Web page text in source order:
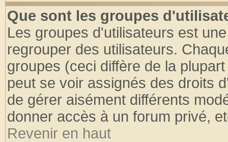
Que sont les groupes
Les groupes d'utilisateurs est
regrouper des utilisateurs.
groupes (ceci diffère de la
peut se voir assignés des droits
de gérer aisément différents
donner accès à un forum privé,
Revenir en haut